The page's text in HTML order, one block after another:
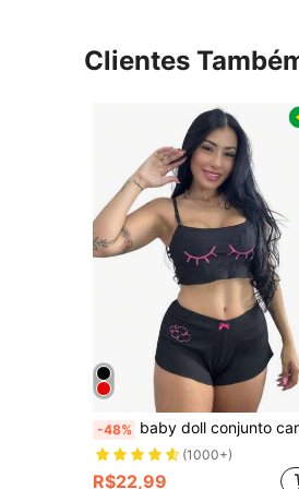
Clientes
-48% baby doll conjunto canelado liso pijaminha roupa de dormir estampado pijama ribana
(1000+)
R$22,99